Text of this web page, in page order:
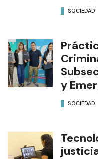
SOCIEDAD
y
SOCIEDAD